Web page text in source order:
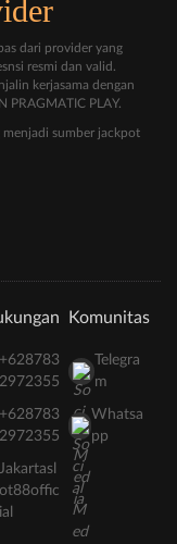
dari provider yang
resmi dan valid.
kerjasama dengan
PRAGMATIC PLAY.
sumber jackpot
+628783
2972355
+628783
2972355
Jakartasl
ot88offic
ial
Komunitas
Telegra
m
Whatsa
pp